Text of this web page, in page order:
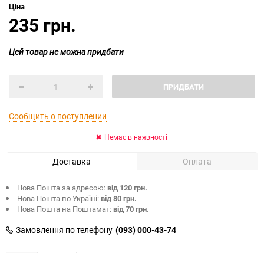
Ціна
235 грн.
Цей товар не можна придбати
ПРИДБАТИ
Сообщить о поступлении
Немає в наявності
Доставка Оплата
Нова Пошта за адресою:від 120 грн.
Нова Пошта по Україні:від 80 грн.
Нова Пошта на Поштамат:від 70 грн.
Замовлення по телефону (093) 000-43-74